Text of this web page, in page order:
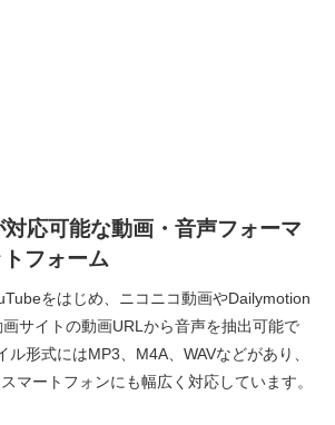
応可能な動画・音声フォーマ
フォーム
をはじめ、ニコニコ動画やDailymotion
サイトの動画URLから音声を抽出可能で
形式にはMP3、M4A、WAVなどがあり、
マートフォンにも幅広く対応しています。